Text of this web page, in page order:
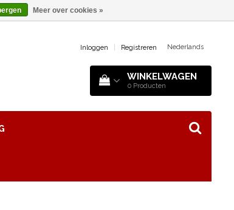
Inloggen Registreren Nederlands
WINKELWAGEN
0 Producten
Meer over cookies »